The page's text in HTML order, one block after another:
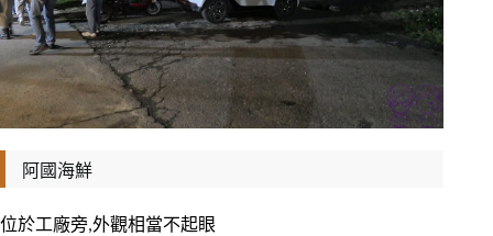
阿國海鮮
位於工廠旁,外觀相當不起眼